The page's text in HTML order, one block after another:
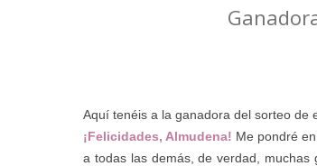
Aquí tenéis a la ganadora del sorteo de
¡Felicidades, Almudena! Me pondré
a todas las demás, de verdad,